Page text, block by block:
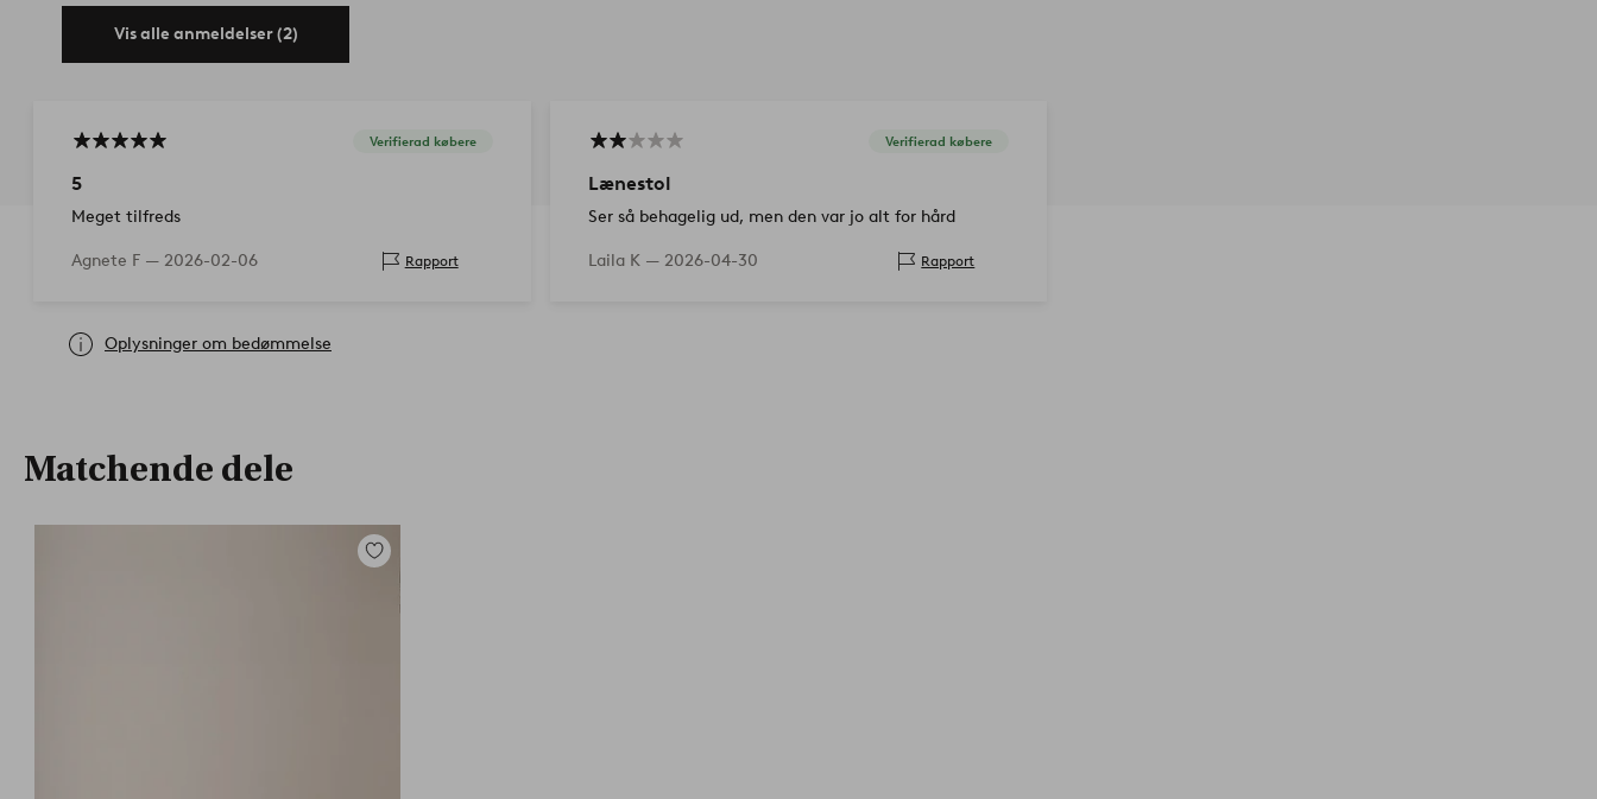
Tip/råd: Hvis du har et følsomt gulv, anbefaler vi, at du sætter møbelfødder eller anden beskyttelse
på kontaktfladerne mod gulvet.Artikelnummer: 2071417-01-0
Vis alle anmeldelser (2)
Verifierad købere
5
Meget tilfreds
Agnete F — 2026-02-06 Rapport
Verifierad købere
Lænestol
Ser så behagelig ud, men den var jo alt for hård
Laila K — 2026-04-30 Rapport
Oplysninger om bedømmelse
Matchende dele
Tilføj